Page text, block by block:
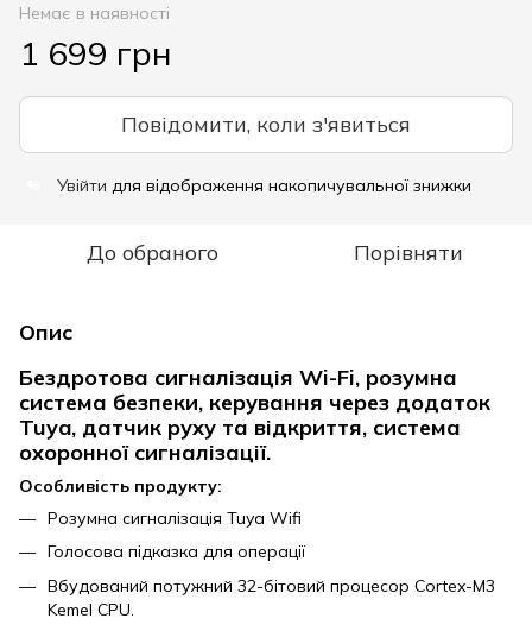
Немає в наявності
1 699 грн
Повідомити, коли з'явиться
Увійти для відображення накопичувальної знижки
До обраного Порівняти
Опис
Бездротова сигналізація Wi-Fi, розумна
система безпеки, керування через додаток
Tuya, датчик руху та відкриття, система
охоронної сигналізації.
Особливість продукту:
Розумна сигналізація Tuya Wifi
Голосова підказка для операції
Вбудований потужний 32-бітовий процесор Cortex-M3
Kemel CPU.